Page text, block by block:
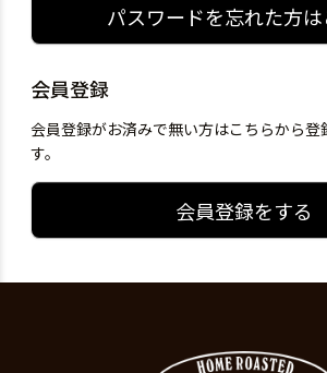
パスワードを忘れた方
会員登録
会員登録がお済みで無い方はこちらから登
す。
会員登録をする